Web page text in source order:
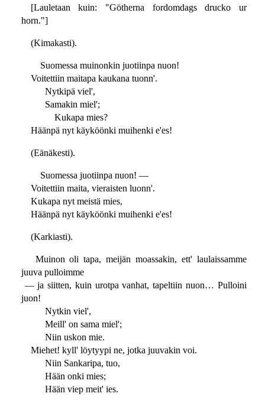
[Lauletaan kuin: "Götherna fordomdags drucko ur
horn."]
(Kimakasti).
Suomessa muinonkin juotiinpa nuon!
Voitettiin maitapa kaukana tuonn'.
Nytkipä viel',
Samakin miel';
Kukapa mies?
Häänpä nyt käyköönki muihenki e'es!
(Eänäkesti).
Suomessa juotiinpa nuon! —
Voitettiin maita, vieraisten luonn'.
Kukapa nyt meistä mies,
Häänpä nyt käyköönki muihenki e'es!
(Karkiasti).
Muinon oli tapa, meijän moassakin, ett' laulaissamme
juuva pulloimme
— ja siitten, kuin urotpa vanhat, tapeltiin nuon… Pulloini
juon!
Nytkin viel',
Meill' on sama miel';
Niin uskon mie.
Miehet! kyll' löytyypi ne, jotka juuvakin voi.
Niin Sankaripa, tuo,
Hään onki mies;
Hään viep meit' ies.